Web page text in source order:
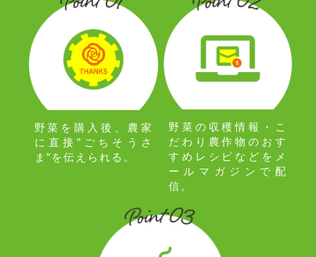
野菜を購入後、農家
に直接”ごちそうさ
ま”を伝えられる。
野菜の収穫情報・こ
だわり農作物のおす
すめレシピなどをメ
ールマガジンで配
信。